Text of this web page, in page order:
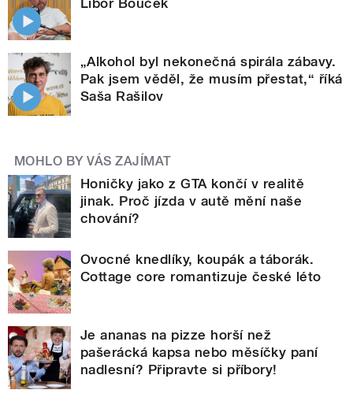
„Alkohol byl nekonečná spirála zábavy.
Pak jsem věděl, že musím přestat,“ říká
Saša Rašilov
MOHLO BY VÁS ZAJÍMAT
Honičky jako z GTA končí v realitě
jinak. Proč jízda v autě mění naše
chování?
Ovocné knedlíky, koupák a táborák.
Cottage core romantizuje české léto
Je ananas na pizze horší než
pašerácká kapsa nebo měsíčky paní
nadlesní? Připravte si příbory!